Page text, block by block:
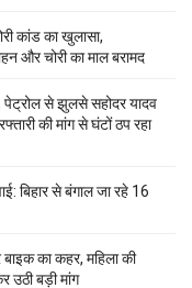
कांड का खुलासा,
और चोरी का माल बरामद
पेट्रोल से झुलसे सहोदर यादव
की मांग से घंटों ठप रहा
बिहार से बंगाल जा रहे 16
का कहर, महिला की
उठी बड़ी मांग